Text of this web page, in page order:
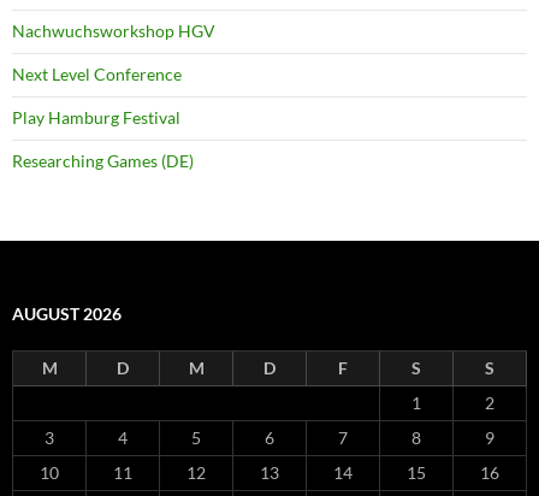
Nachwuchsworkshop HGV
Next Level Conference
Play Hamburg Festival
Researching Games (DE)
AUGUST 2026
M D M D F S
S
1
2
3
4 5 6 7 8
9
10
11 12 13 14 15
16